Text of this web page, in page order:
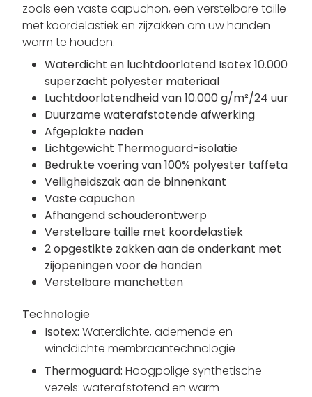
zoals een vaste capuchon, een verstelbare taille
met koordelastiek en zijzakken om uw handen
warm te houden.
Waterdicht en luchtdoorlatend Isotex 10.000
superzacht polyester materiaal
Luchtdoorlatendheid van 10.000 g/m²/24 uur
Duurzame waterafstotende afwerking
Afgeplakte naden
Lichtgewicht Thermoguard-isolatie
Bedrukte voering van 100% polyester taffeta
Veiligheidszak aan de binnenkant
Vaste capuchon
Afhangend schouderontwerp
Verstelbare taille met koordelastiek
2 opgestikte zakken aan de onderkant met
zijopeningen voor de handen
Verstelbare manchetten
Technologie
Isotex: Waterdichte, ademende en
winddichte membraantechnologie
Thermoguard: Hoogpolige synthetische
vezels: waterafstotend en warm